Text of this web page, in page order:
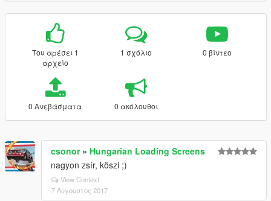
Του αρέσει 1
αρχείο
1 σχόλιο 0 βίντεο
0 Ανεβάσματα 0 ακόλουθοι
csonor» Hungarian Loading Screens
nagyon zsír, köszi ;)
View Context
7 Αύγουστος 2017